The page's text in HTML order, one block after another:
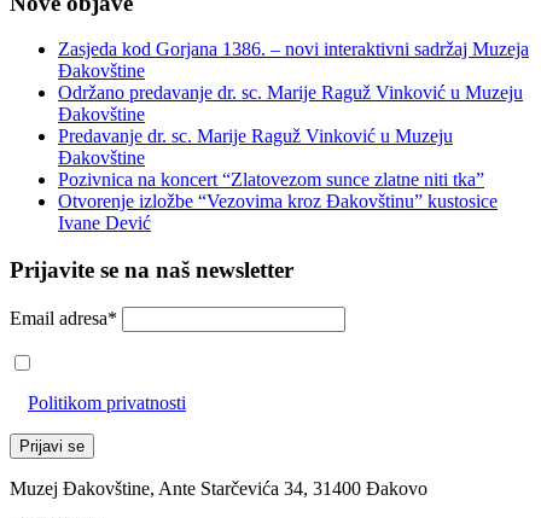
Zasjeda kod Gorjana 1386. – novi interaktivni sadržaj Muzeja
Đakovštine
Održano predavanje dr. sc. Marije Raguž Vinković u Muzeju
Đakovštine
Predavanje dr. sc. Marije Raguž Vinković u Muzeju
Đakovštine
Pozivnica na koncert “Zlatovezom sunce zlatne niti tka”
Otvorenje izložbe “Vezovima kroz Đakovštinu” kustosice
Ivane Dević
Prijavite se na naš newsletter
Email adresa*
Politikom privatnosti
Muzej Đakovštine, Ante Starčevića 34, 31400 Đakovo